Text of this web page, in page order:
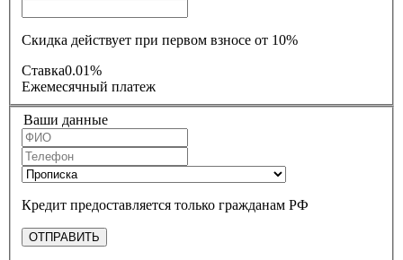
Скидка действует при первом взносе от 10%
Ставка0.01%
Ежемесячный платеж
Ваши данные
Кредит предоставляется только гражданам РФ
ОТПРАВИТЬ